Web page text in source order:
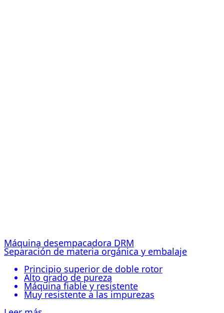
Máquina desempacadora DRM
Separación de materia orgánica y embalaje
Principio superior de doble rotor
Alto grado de pureza
Máquina fiable y resistente
Muy resistente a las impurezas